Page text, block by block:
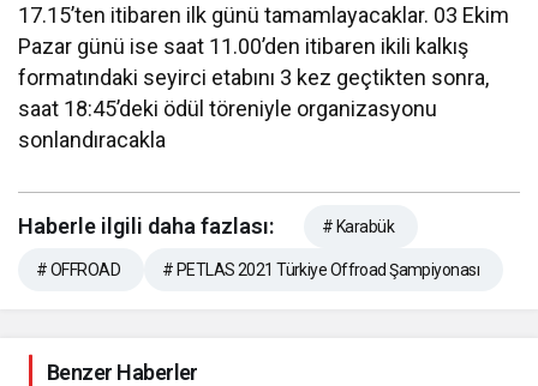
17.15’ten itibaren ilk günü tamamlayacaklar. 03 Ekim
Pazar günü ise saat 11.00’den itibaren ikili kalkış
formatındaki seyirci etabını 3 kez geçtikten sonra,
saat 18:45’deki ödül töreniyle organizasyonu
sonlandıracakla
Haberle ilgili daha fazlası: # Karabük
# OFFROAD # PETLAS 2021 Türkiye Offroad Şampiyonası
Benzer Haberler